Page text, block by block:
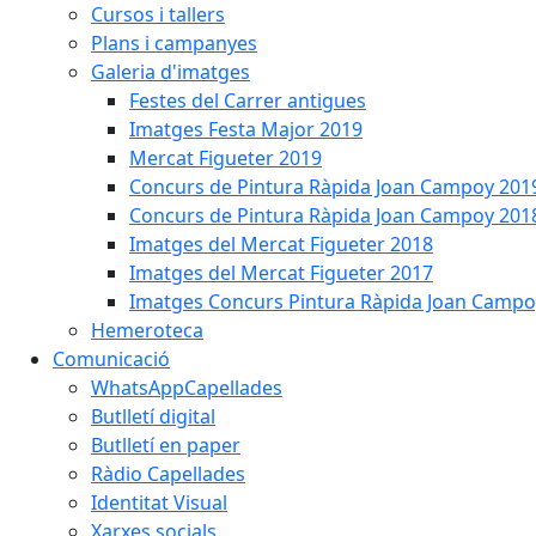
Cursos i tallers
Plans i campanyes
Galeria d'imatges
Festes del Carrer antigues
Imatges Festa Major 2019
Mercat Figueter 2019
Concurs de Pintura Ràpida Joan Campoy
Concurs de Pintura Ràpida Joan Campoy
Imatges del Mercat Figueter 2018
Imatges del Mercat Figueter 2017
Imatges Concurs Pintura Ràpida Joan
Hemeroteca
Comunicació
WhatsAppCapellades
Butlletí digital
Butlletí en paper
Ràdio Capellades
Identitat Visual